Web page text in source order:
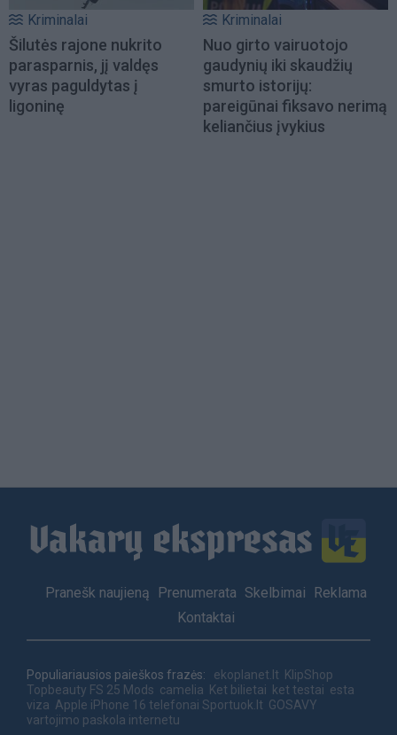
Kriminalai
Šilutės rajone nukrito
parasparnis, jį valdęs
vyras paguldytas į
ligoninę
Kriminalai
Nuo girto vairuotojo
gaudynių iki skaudžių
smurto istorijų:
pareigūnai fiksavo nerimą
keliančius įvykius
Footer
Pranešk naujieną Prenumerata Skelbimai
Reklama
Kontaktai
Populiariausios paieškos frazės: ekoplanet.lt KlipShop
Topbeauty FS 25 Mods camelia Ket bilietai ket testai esta
viza Apple iPhone 16 telefonai Sportuok.lt GOSAVY
vartojimo paskola internetu